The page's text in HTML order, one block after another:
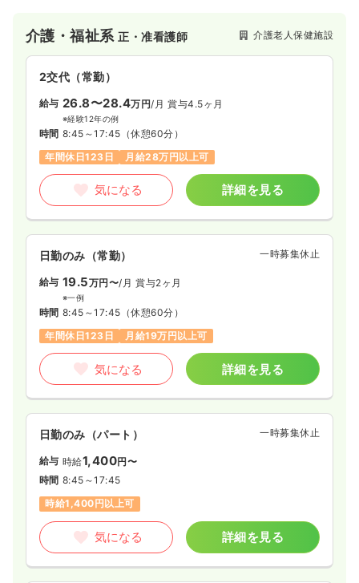
しています。
介護・福祉系正・准看護師 介護老人保健施設
2交代（常勤）
給与 26.8〜28.4万円/月 賞与4.5ヶ月
※経験12年の例
時間 8:45～17:45 （休憩60分）
年間休日123日
月給28万円以上可
気になる 詳細を見る
日勤のみ（常勤） 一時募集休止
給与 19.5万円〜/月 賞与2ヶ月
※一例
時間 8:45～17:45 （休憩60分）
年間休日123日
月給19万円以上可
気になる 詳細を見る
日勤のみ（パート） 一時募集休止
給与 時給1,400円〜
時間 8:45～17:45
時給1,400円以上可
気になる 詳細を見る